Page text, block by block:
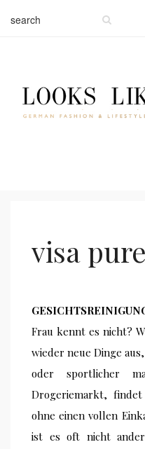
visa pure
Frau kennt es nicht?
wieder neue Dinge
oder sportlicher
Drogeriemarkt,
ohne einen vollen
ist es oft nicht